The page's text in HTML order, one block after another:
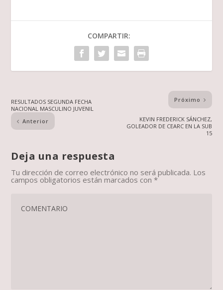
COMPARTIR:
RESULTADOS SEGUNDA FECHA
NACIONAL MASCULINO JUVENIL
Anterior
Próximo
KEVIN FREDERICK SÁNCHEZ,
GOLEADOR DE CEARC EN LA SUB
15
Deja una respuesta
Tu dirección de correo electrónico no será publicada. Los
campos obligatorios están marcados con*